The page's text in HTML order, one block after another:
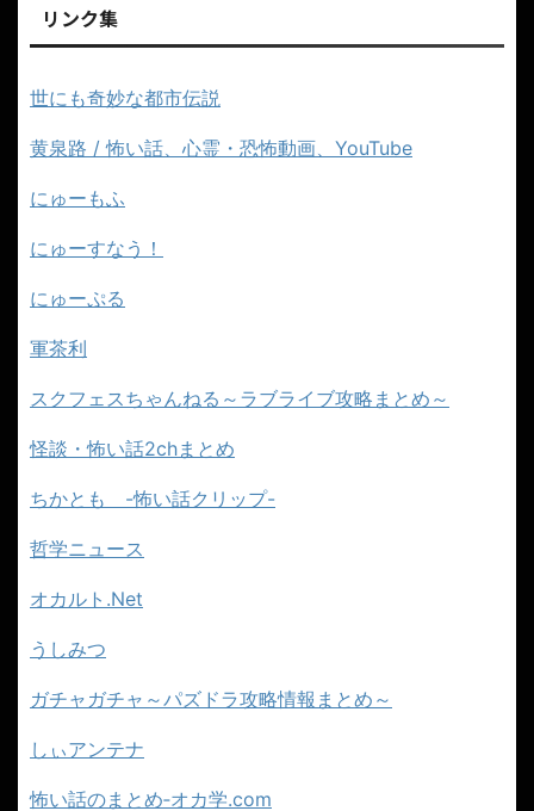
リンク集
世にも奇妙な都市伝説
黄泉路 / 怖い話、心霊・恐怖動画、YouTube
にゅーもふ
にゅーすなう！
にゅーぷる
軍茶利
スクフェスちゃんねる～ラブライブ攻略まとめ～
怪談・怖い話2chまとめ
ちかとも -怖い話クリップ-
哲学ニュース
オカルト.Net
うしみつ
ガチャガチャ～パズドラ攻略情報まとめ～
しぃアンテナ
怖い話のまとめ‐オカ学.com